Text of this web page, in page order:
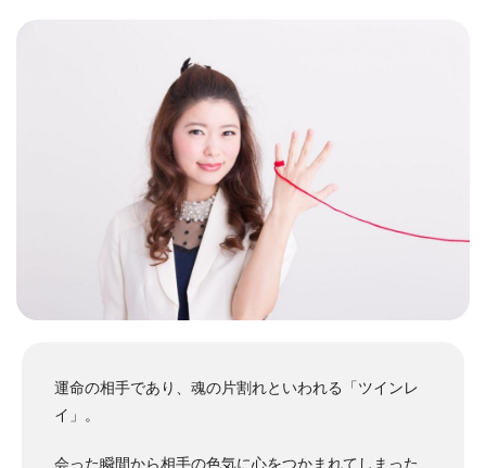
運命の相手であり、魂の片割れといわれる「ツインレ
イ」。
会った瞬間から相手の色気に心をつかまれてしまった